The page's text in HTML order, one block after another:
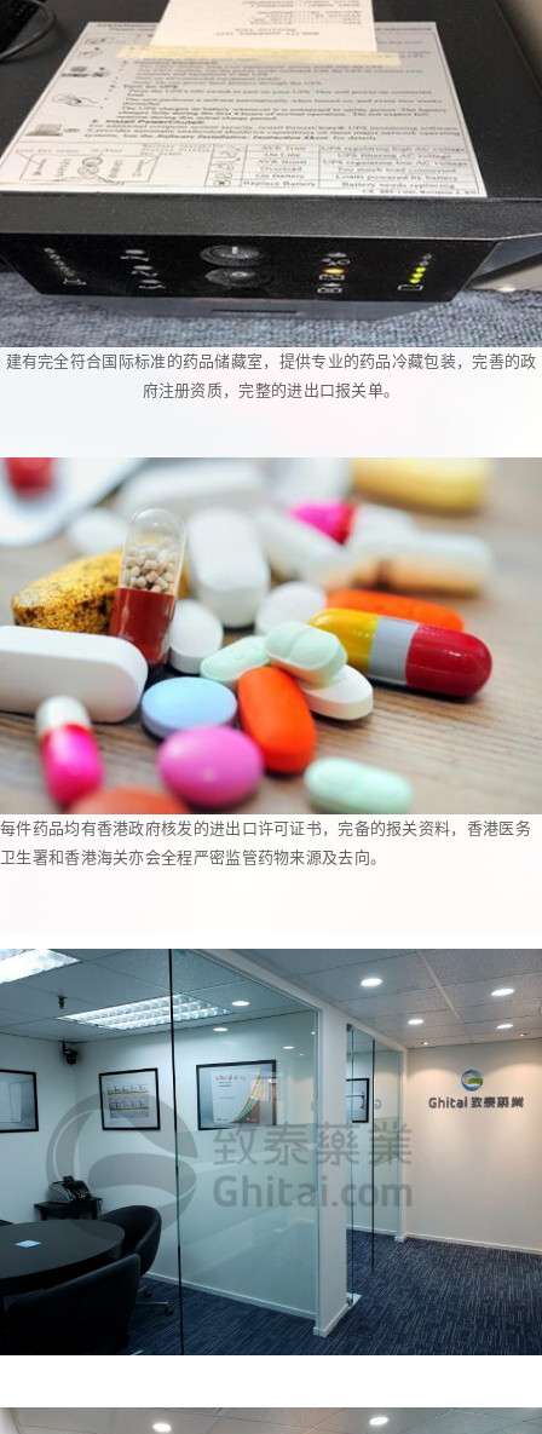
建有完全符合国际标准的药品储藏室，提供专业的药品冷藏包装，完善的政
府注册资质，完整的进出口报关单。
每件药品均有香港政府核发的进出口许可证书，完备的报关资料，香港医务
卫生署和香港海关亦会全程严密监管药物来源及去向。